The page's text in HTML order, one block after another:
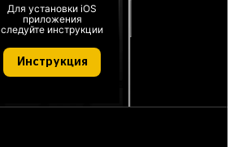
Для установки iOS
приложения
следуйте инструкции
Инструкция